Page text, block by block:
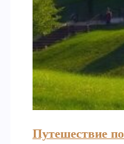
Путешествие